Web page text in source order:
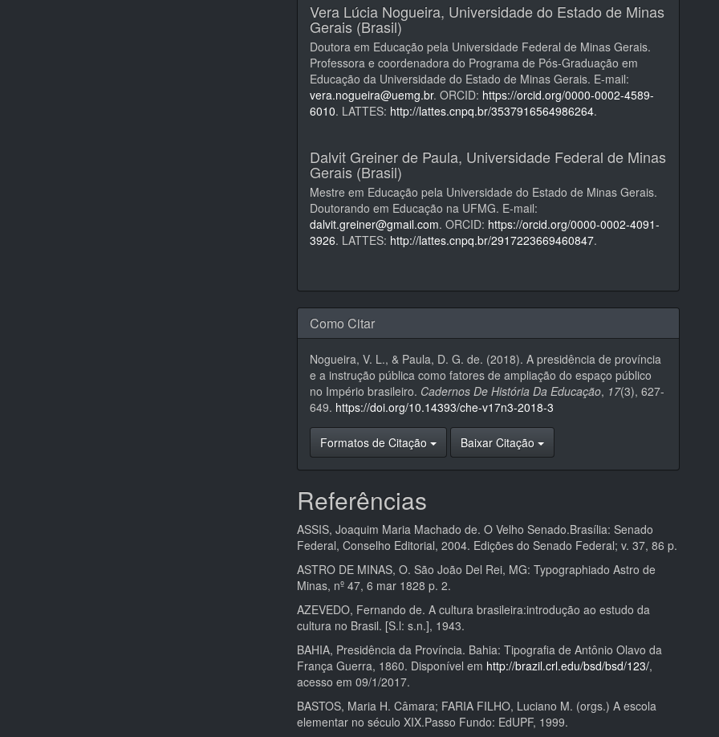
Vera Lúcia Nogueira, Universidade do Estado de Minas
Gerais (Brasil)
Doutora em Educação pela Universidade Federal de Minas Gerais.
Professora e coordenadora do Programa de Pós-Graduação em
Educação da Universidade do Estado de Minas Gerais. E-mail:
vera.nogueira@uemg.br. ORCID: https://orcid.org/0000-0002-4589-
6010. LATTES: http://lattes.cnpq.br/3537916564986264.
Dalvit Greiner de Paula, Universidade Federal de Minas
Gerais (Brasil)
Mestre em Educação pela Universidade do Estado de Minas Gerais.
Doutorando em Educação na UFMG. E-mail:
dalvit.greiner@gmail.com. ORCID: https://orcid.org/0000-0002-4091-
3926. LATTES: http://lattes.cnpq.br/2917223669460847.
Como Citar
Nogueira, V. L., & Paula, D. G. de. (2018). A presidência de província
e a instrução pública como fatores de ampliação do espaço público
no Império brasileiro. Cadernos De História Da Educação, 17(3), 627-
649. https://doi.org/10.14393/che-v17n3-2018-3
Formatos de Citação Baixar Citação
Referências
ASSIS, Joaquim Maria Machado de. O Velho Senado.Brasília: Senado
Federal, Conselho Editorial, 2004. Edições do Senado Federal; v. 37, 86 p.
ASTRO DE MINAS, O. São João Del Rei, MG: Typographiado Astro de
Minas, nº 47, 6 mar 1828 p. 2.
AZEVEDO, Fernando de. A cultura brasileira:introdução ao estudo da
cultura no Brasil. [S.l: s.n.], 1943.
BAHIA, Presidência da Província. Bahia: Tipografia de Antônio Olavo da
França Guerra, 1860. Disponível em http://brazil.crl.edu/bsd/bsd/123/,
acesso em 09/1/2017.
BASTOS, Maria H. Câmara; FARIA FILHO, Luciano M. (orgs.) A escola
elementar no século XIX.Passo Fundo: EdUPF, 1999.